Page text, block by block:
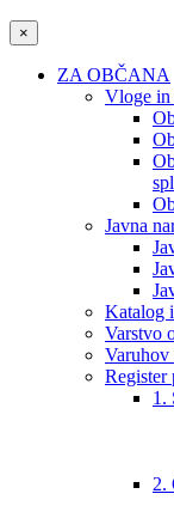
×
ZA OBČANA
Vloge in
Javna
Katalog
Varstvo
Register
1.
2.